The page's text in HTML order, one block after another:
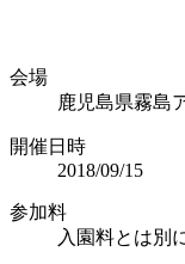
会場
鹿児島県霧島
開催日時
2018/09/15
参加料
入園料とは別